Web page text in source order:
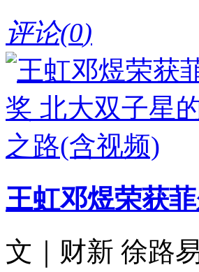
评论(0)
王虹邓煜荣获
文｜财新 徐路